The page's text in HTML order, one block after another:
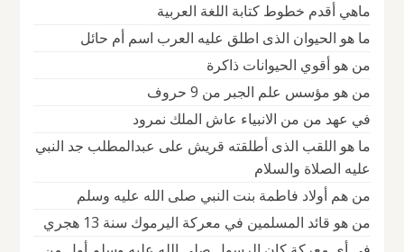
ماهي أقدم خطوط كتابة اللغة العربية
ما هو الحيوان الذى اطلق عليه العرب اسم أم حائل
من هو أقوي الحيوانات ذاكرة
من هو مؤسس علم الجبر من 9 حروف
في عهد من من الانبياء عاش الملك نمرود
ما هو اللقب الذى أطلقته قريش على عبدالمطلب جد النبي
عليه الصلاة والسلام
من هم أولاد فاطمة بنت النبي صلى الله عليه وسلم
من هو قائد المسلمين في معركة اليرموك سنة 13 هجري